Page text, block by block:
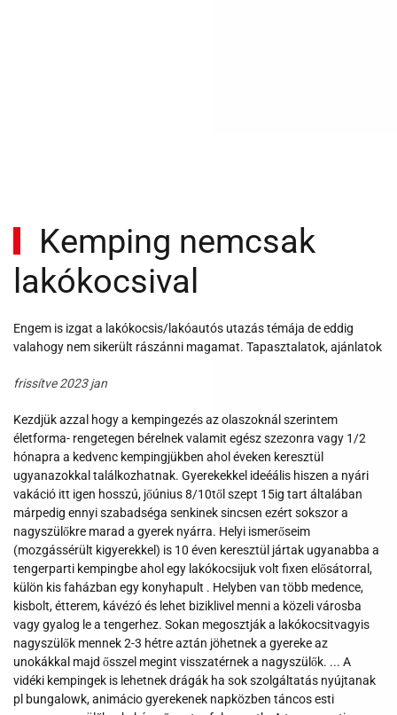
Kemping nemcsak
lakókocsival
Engem is izgat a lakókocsis/lakóautós utazás témája de eddig
valahogy nem sikerült rászánni magamat. Tapasztalatok, ajánlatok
frissítve 2023 jan
Kezdjük azzal hogy a kempingezés az olaszoknál szerintem
életforma- rengetegen bérelnek valamit egész szezonra vagy 1/2
hónapra a kedvenc kempingjükben ahol éveken keresztül
ugyanazokkal találkozhatnak. Gyerekekkel ideéális hiszen a nyári
vakáció itt igen hosszú, jőúnius 8/10től szept 15ig tart általában
márpedig ennyi szabadséga senkinek sincsen ezért sokszor a
nagyszülőkre marad a gyerek nyárra. Helyi ismerőseim
(mozgássérült kigyerekkel) is 10 éven keresztül jártak ugyanabba a
tengerparti kempingbe ahol egy lakókocsijuk volt fixen elősátorral,
külön kis faházban egy konyhapult . Helyben van több medence,
kisbolt, étterem, kávézó és lehet biziklivel menni a közeli városba
vagy gyalog le a tengerhez. Sokan megosztják a lakókocsitvagyis
nagyszülők mennek 2-3 hétre aztán jöhetnek a gyereke az
unokákkal majd ősszel megint visszatérnek a nagyszülők. ... A
vidéki kempingek is lehetnek drágák ha sok szolgáltatás nyújtanak
pl bungalowk, animácio gyerekenek napközben táncos esti